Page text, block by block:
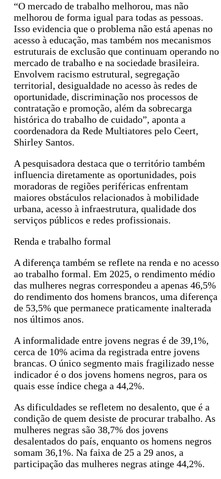
“O mercado de trabalho melhorou, mas não
melhorou de forma igual para todas as pessoas.
Isso evidencia que o problema não está apenas no
acesso à educação, mas também nos mecanismos
estruturais de exclusão que continuam operando no
mercado de trabalho e na sociedade brasileira.
Envolvem racismo estrutural, segregação
territorial, desigualdade no acesso às redes de
oportunidade, discriminação nos processos de
contratação e promoção, além da sobrecarga
histórica do trabalho de cuidado”, aponta a
coordenadora da Rede Multiatores pelo Ceert,
Shirley Santos.
A pesquisadora destaca que o território também
influencia diretamente as oportunidades, pois
moradoras de regiões periféricas enfrentam
maiores obstáculos relacionados à mobilidade
urbana, acesso à infraestrutura, qualidade dos
serviços públicos e redes profissionais.
Renda e trabalho formal
A diferença também se reflete na renda e no acesso
ao trabalho formal. Em 2025, o rendimento médio
das mulheres negras correspondeu a apenas 46,5%
do rendimento dos homens brancos, uma diferença
de 53,5% que permanece praticamente inalterada
nos últimos anos.
A informalidade entre jovens negras é de 39,1%,
cerca de 10% acima da registrada entre jovens
brancas. O único segmento mais fragilizado nesse
indicador é o dos jovens homens negros, para os
quais esse índice chega a 44,2%.
As dificuldades se refletem no desalento, que é a
condição de quem desiste de procurar trabalho. As
mulheres negras são 38,7% dos jovens
desalentados do país, enquanto os homens negros
somam 36,1%. Na faixa de 25 a 29 anos, a
participação das mulheres negras atinge 44,2%.